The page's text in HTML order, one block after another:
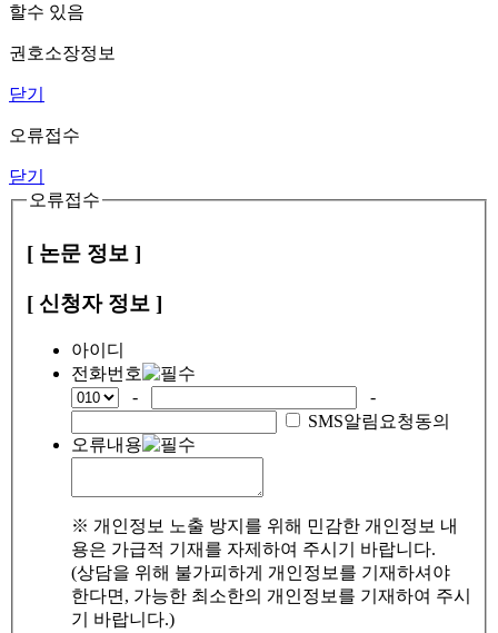
할수 있음
권호소장정보
닫기
오류접수
닫기
오류접수
[ 논문 정보 ]
[ 신청자 정보 ]
아이디
전화번호
-
-
SMS알림요청동의
오류내용
※ 개인정보 노출 방지를 위해 민감한 개인정보 내
용은 가급적 기재를 자제하여 주시기 바랍니다.
(상담을 위해 불가피하게 개인정보를 기재하셔야
한다면, 가능한 최소한의 개인정보를 기재하여 주시
기 바랍니다.)